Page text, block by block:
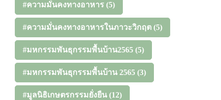
#ความมั่นคงทางอาหาร (5)
#ความมั่นคงทางอาหารในภาวะวิกฤต (5)
#มหกรรมพันธุกรรมพื้นบ้าน2565 (5)
#มหกรรมพันธุกรรมพื้นบ้าน 2565 (3)
#มูลนิธิเกษตรกรรมยั่งยืน (12)